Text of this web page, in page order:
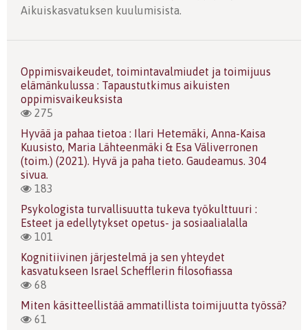
Aikuiskasvatuksen kuulumisista.
Oppimisvaikeudet, toimintavalmiudet ja toimijuus
elämänkulussa : Tapaustutkimus aikuisten
oppimisvaikeuksista
275
Hyvää ja pahaa tietoa : Ilari Hetemäki, Anna-Kaisa
Kuusisto, Maria Lähteenmäki & Esa Väliverronen
(toim.) (2021). Hyvä ja paha tieto. Gaudeamus. 304
sivua.
183
Psykologista turvallisuutta tukeva työkulttuuri :
Esteet ja edellytykset opetus- ja sosiaalialalla
101
Kognitiivinen järjestelmä ja sen yhteydet
kasvatukseen Israel Schefflerin filosofiassa
68
Miten käsitteellistää ammatillista toimijuutta työssä?
61